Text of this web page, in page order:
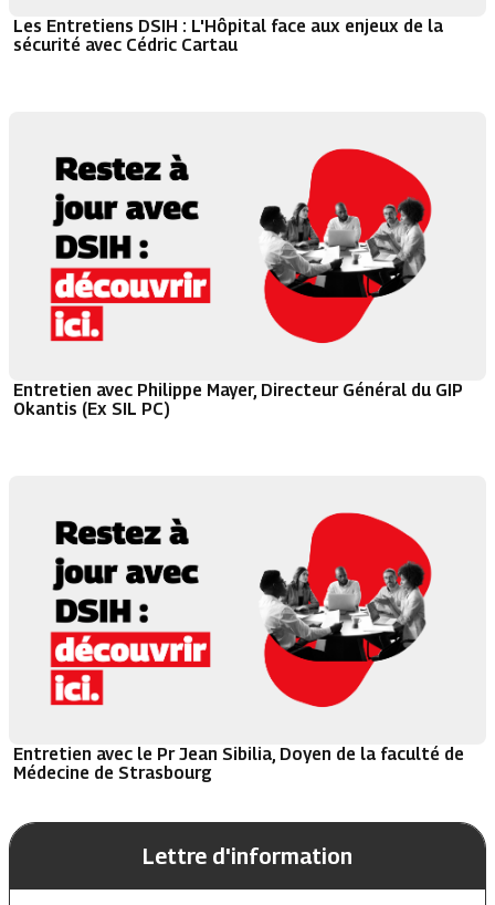
Les Entretiens DSIH : L'Hôpital face aux enjeux de la
sécurité avec Cédric Cartau
Entretien avec Philippe Mayer, Directeur Général du GIP
Okantis (Ex SIL PC)
Entretien avec le Pr Jean Sibilia, Doyen de la faculté de
Médecine de Strasbourg
Lettre d'information